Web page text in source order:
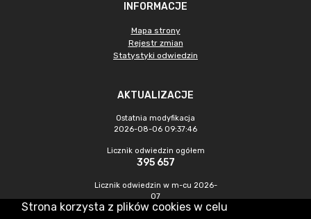
INFORMACJE
Mapa strony
Rejestr zmian
Statystyki odwiedzin
AKTUALIZACJE
Ostatnia modyfikacja
2026-08-06 09:37:46
Licznik odwiedzin ogółem
395 657
Licznik odwiedzin w m-cu 2026-
07
968
Strona korzysta z plików cookies w celu